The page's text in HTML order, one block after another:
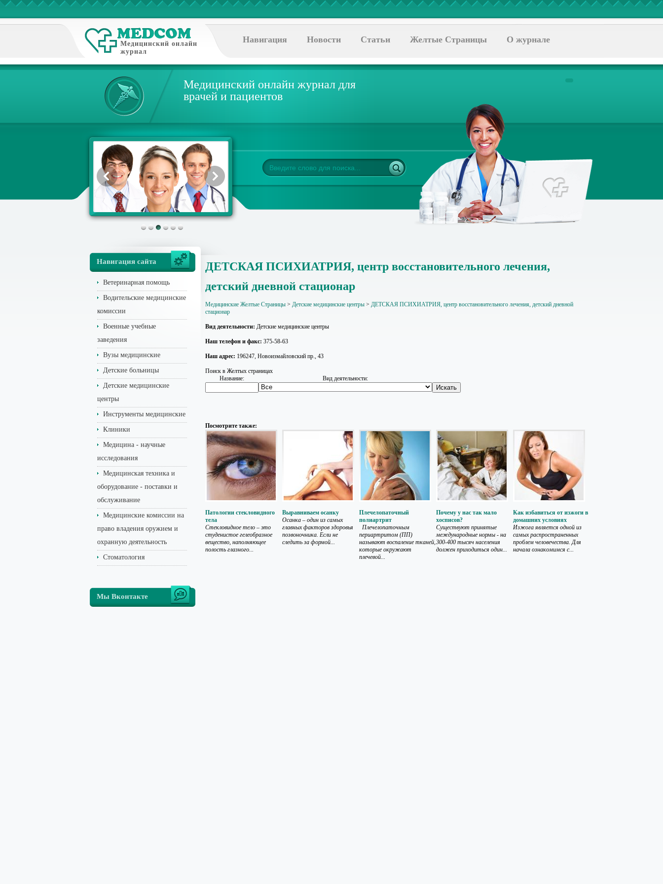
Медицинский онлайн
журнал
Навигация Новости Статьи Желтые Страницы О журнале
Медицинский онлайн журнал для
врачей и пациентов
Навигация сайта
Ветеринарная помощь
Водительские медицинские
комиссии
Военные учебные
заведения
Вузы медицинские
Детские больницы
Детские медицинские
центры
Инструменты медицинские
Клиники
Медицина - научные
исследования
Медицинская техника и
оборудование - поставки и
обслуживание
Медицинские комиссии на
право владения оружием и
охранную деятельность
Стоматология
Мы Вконтакте
ДЕТСКАЯ ПСИХИАТРИЯ, центр восстановительного лечения,
детский дневной стационар
Медицинские Желтые Страницы > Детские медицинские центры > ДЕТСКАЯ ПСИХИАТРИЯ, центр восстановительного лечения, детский дневной
стационар
Вид деятельности: Детские медицинские центры
Наш телефон и факс: 375-58-63
Наш адрес: 196247, Новоизмайловский пр., 43
Поиск в Желтых страницах
Название:
Вид деятельности:
Посмотрите также:
Патологии стекловидного
тела
Стекловидное тело – это
студенистое гелеобразное
вещество, наполняющее
полость глазного...
Выравниваем осанку
Осанка – один из самых
главных факторов здоровья
позвоночника. Если не
следить за формой...
Плечелопаточный
полиартрит
Плечелопаточным
периартритом (ПП)
называют воспаление тканей,
которые окружают
плечевой...
Почему у нас так мало
хосписов?
Существуют принятые
международные нормы - на
300-400 тысяч населения
должен приходиться один...
Как избавиться от изжоги в
домашних условиях
Изжога является одной из
самых распространенных
проблем человечества. Для
начала ознакомимся с...